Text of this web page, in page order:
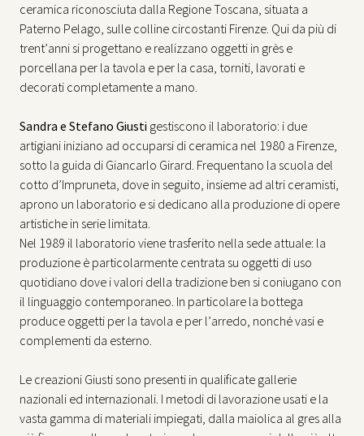
ceramica riconosciuta dalla Regione Toscana, situata a
Paterno Pelago, sulle colline circostanti Firenze. Qui da più di
trent’anni si progettano e realizzano oggetti in grès e
porcellana per la tavola e per la casa, torniti, lavorati e
decorati completamente a mano.
Sandra e Stefano Giusti gestiscono il laboratorio: i due
artigiani iniziano ad occuparsi di ceramica nel 1980 a Firenze,
sotto la guida di Giancarlo Girard. Frequentano la scuola del
cotto d’Impruneta, dove in seguito, insieme ad altri ceramisti,
aprono un laboratorio e si dedicano alla produzione di opere
artistiche in serie limitata.
Nel 1989 il laboratorio viene trasferito nella sede attuale: la
produzione è particolarmente centrata su oggetti di uso
quotidiano dove i valori della tradizione ben si coniugano con
il linguaggio contemporaneo. In particolare la bottega
produce oggetti per la tavola e per l’arredo, nonché vasi e
complementi da esterno.
Le creazioni Giusti sono presenti in qualificate gallerie
nazionali ed internazionali. I metodi di lavorazione usati e la
vasta gamma di materiali impiegati, dalla maiolica al gres alla